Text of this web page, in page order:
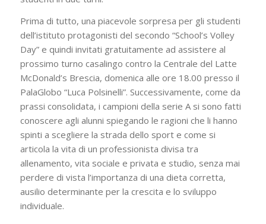
Prima di tutto, una piacevole sorpresa per gli studenti
dell’istituto protagonisti del secondo “School’s Volley
Day” e quindi invitati gratuitamente ad assistere al
prossimo turno casalingo contro la Centrale del Latte
McDonald’s Brescia, domenica alle ore 18.00 presso il
PalaGlobo “Luca Polsinelli”. Successivamente, come da
prassi consolidata, i campioni della serie A si sono fatti
conoscere agli alunni spiegando le ragioni che li hanno
spinti a scegliere la strada dello sport e come si
articola la vita di un professionista divisa tra
allenamento, vita sociale e privata e studio, senza mai
perdere di vista l’importanza di una dieta corretta,
ausilio determinante per la crescita e lo sviluppo
individuale.